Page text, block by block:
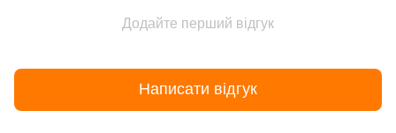
Додайте перший відгук
Написати відгук